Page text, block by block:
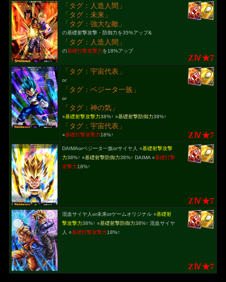
「タグ：人造人間」
「タグ：未来」
「タグ：強大な敵」
の基礎射撃攻撃・防御力を35%アップ&
「タグ：人造人間」
の基礎打撃攻撃力を18%アップ
ZⅣ★7
「タグ：宇宙代表」
or
「タグ：ベジータ一族」
or
「タグ：神の気」
○基礎射撃攻撃力38%↑ ○基礎射撃防御力38%↑
「タグ：宇宙代表」
○基礎打撃攻撃力18%↑ ZⅣ★7
DAIMAorベジータ一族orサイヤ人 ○基礎射撃攻撃
力38%↑ ○基礎射撃防御力38%↑ DAIMA ○基礎打撃
攻撃力18%↑
ZⅣ★7
混血サイヤ人or未来orゲームオリジナル ○基礎射
撃攻撃力38%↑ ○基礎射撃防御力38%↑ 混血サイヤ
人 ○基礎打撃攻撃力18%↑
ZⅣ★7